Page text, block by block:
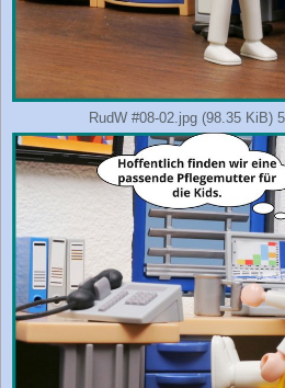
RudW #08-02.jpg (98.35 KiB)